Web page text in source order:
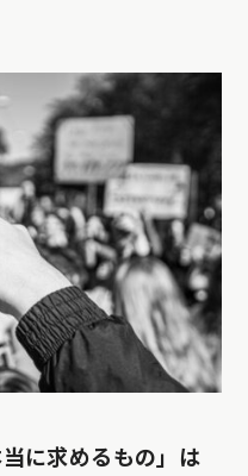
に求めるもの」は